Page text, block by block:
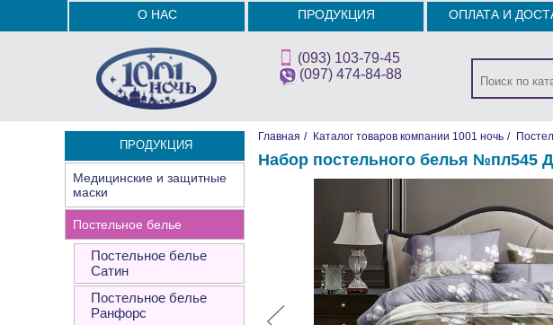
О НАС ПРОДУКЦИЯ ОПЛАТА И
(093) 103-79-45
(097) 474-84-88
ПРОДУКЦИЯ
Медицинские и защитные
маски
Постельное белье
Постельное белье
Сатин
Постельное белье
Ранфорс
Главная / Каталог товаров компании 1001 ночь /
Набор постельного белья №пл545